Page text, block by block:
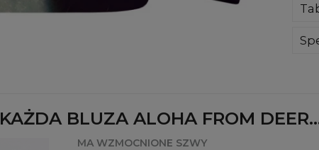
KAŻDA BLUZA ALOHA FROM
MA WZMOCNIONE SZWY